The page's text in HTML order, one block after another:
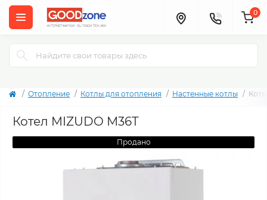
0
Отопление Котлы для отопления Настенные котлы
Котел MIZUDO М36Т
Продано